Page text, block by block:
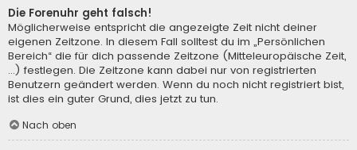
Die Forenuhr geht falsch!
Möglicherweise entspricht die angezeigte Zeit nicht deiner
eigenen Zeitzone. In diesem Fall solltest du im „Persönlichen
Bereich“ die für dich passende Zeitzone (Mitteleuropäische Zeit,
...) festlegen. Die Zeitzone kann dabei nur von registrierten
Benutzern geändert werden. Wenn du noch nicht registriert bist,
ist dies ein guter Grund, dies jetzt zu tun.
Nach oben